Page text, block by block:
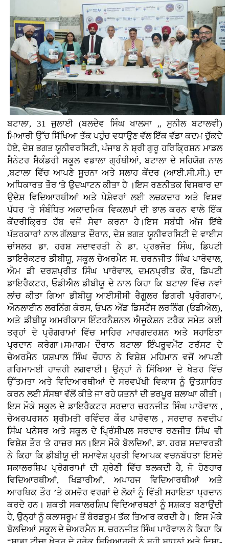
ਬਟਾਲਾ, 31 ਜੁਲਾਈ (ਬਲਦੇਵ ਸਿੰਘ ਖਾਲਸਾ ,, ਸੁਨੀਲ ਬਟਾਲਵੀ)
ਮਿਆਰੀ ਉੱਚ ਸਿੱਖਿਆ ਤੱਕ ਪਹੁੰਚ ਵਧਾਉਣ ਵੱਲ ਇੱਕ ਵੱਡਾ ਕਦਮ ਚੁੱਕਦੇ
ਹੋਏ, ਦੇਸ਼ ਭਗਤ ਯੂਨੀਵਰਸਿਟੀ, ਪੰਜਾਬ ਨੇ ਸ਼੍ਰੀ ਗੁਰੂ ਹਰਿਕ੍ਰਿਸ਼ਨ ਮਾਡਲ
ਸੈਨੇਟਰ ਸੈਕੰਡਰੀ ਸਕੂਲ ਵਡਾਲਾ ਗ੍ਰੰਥੀਆਂ, ਬਟਾਲਾ ਦੇ ਸਹਿਯੋਗ ਨਾਲ
,ਬਟਾਲਾ ਵਿੱਚ ਆਪਣੇ ਸੂਚਨਾ ਅਤੇ ਸਲਾਹ ਕੇਂਦਰ (ਆਈ.ਸੀ.ਸੀ.) ਦਾ
ਅਧਿਕਾਰਤ ਤੌਰ 'ਤੇ ਉਦਘਾਟਨ ਕੀਤਾ ਹੈ ।ਇਸ ਰਣਨੀਤਕ ਵਿਸਥਾਰ ਦਾ
ਉਦੇਸ਼ ਵਿਦਿਆਰਥੀਆਂ ਅਤੇ ਪੇਸ਼ੇਵਰਾਂ ਲਈ ਲਚਕਦਾਰ ਅਤੇ ਵਿਸ਼ਵ
ਪੱਧਰ 'ਤੇ ਸੰਬੰਧਿਤ ਅਕਾਦਮਿਕ ਵਿਕਲਪਾਂ ਦੀ ਭਾਲ ਕਰਨ ਵਾਲੇ ਇੱਕ
ਕੇਂਦਰੀਕ੍ਰਿਤ ਹੱਬ ਵਜੋਂ ਸੇਵਾ ਕਰਨਾ ਹੈ।ਇਸ ਸਬੰਧੀ ਅੱਜ ਇੱਥੇ
ਪੱਤਰਕਾਰਾਂ ਨਾਲ ਗੱਲਬਾਤ ਦੌਰਾਨ, ਦੇਸ਼ ਭਗਤ ਯੂਨੀਵਰਸਿਟੀ ਦੇ ਵਾਈਸ
ਚਾਂਸਲਰ ਡਾ. ਹਰਸ਼ ਸਦਾਵਰਤੀ ਨੇ ਡਾ. ਪ੍ਰਭਜੋਤ ਸਿੰਘ, ਡਿਪਟੀ
ਡਾਇਰੈਕਟਰ ਡੀਬੀਯੂ, ਸਕੂਲ ਚੇਅਰਮੈਨ ਸ. ਚਰਨਜੀਤ ਸਿੰਘ ਪਾਰੋਵਾਲ,
ਐਮ ਡੀ ਦਰਸ਼ਪ੍ਰੀਤ ਸਿੰਘ ਪਾਰੋਵਾਲ, ਦਮਨਪ੍ਰੀਤ ਕੌਰ, ਡਿਪਟੀ
ਡਾਇਰੈਕਟਰ, ਓਡੀਐਲ ਡੀਬੀਯੂ ਦੇ ਨਾਲ ਕਿਹਾ ਕਿ ਬਟਾਲਾ ਵਿੱਚ ਨਵਾਂ
ਲਾਂਚ ਕੀਤਾ ਗਿਆ ਡੀਬੀਯੂ ਆਈਸੀਸੀ ਰੈਗੂਲਰ ਡਿਗਰੀ ਪ੍ਰੋਗਰਾਮ,
ਔਨਲਾਈਨ ਲਰਨਿੰਗ ਕੋਰਸ, ਓਪਨ ਐਂਡ ਡਿਸਟੈਂਸ ਲਰਨਿੰਗ (ਓਡੀਐਲ),
ਅਤੇ ਡੀਬੀਯੂ ਅਮਰੀਕਾਸ ਇੰਟਰਨੈਸ਼ਨਲ ਐਜੂਕੇਸ਼ਨ ਟਰੈਕ ਸਮੇਤ ਕਈ
ਤਰ੍ਹਾਂ ਦੇ ਪ੍ਰੋਗਰਾਮਾਂ ਵਿੱਚ ਮਾਹਿਰ ਮਾਰਗਦਰਸ਼ਨ ਅਤੇ ਸਹਾਇਤਾ
ਪ੍ਰਦਾਨ ਕਰੇਗਾ।ਸਮਾਗਮ ਦੌਰਾਨ ਬਟਾਲਾ ਇੰਪਰੂਵਮੈਂਟ ਟਰੱਸਟ ਦੇ
ਚੇਅਰਮੈਨ ਯਸ਼ਪਾਲ ਸਿੰਘ ਚੌਹਾਨ ਨੇ ਵਿਸ਼ੇਸ਼ ਮਹਿਮਾਨ ਵਜੋਂ ਆਪਣੀ
ਗਰਿਮਾਮਈ ਹਾਜ਼ਰੀ ਲਗਵਾਈ। ਉਨ੍ਹਾਂ ਨੇ ਸਿੱਖਿਆ ਦੇ ਖੇਤਰ ਵਿੱਚ
ਉੱਤਮਤਾ ਅਤੇ ਵਿਦਿਆਰਥੀਆਂ ਦੇ ਸਰਵਪੱਖੀ ਵਿਕਾਸ ਨੂੰ ਉਤਸ਼ਾਹਿਤ
ਕਰਨ ਲਈ ਸੰਸਥਾ ਵੱਲੋਂ ਕੀਤੇ ਜਾ ਰਹੇ ਯਤਨਾਂ ਦੀ ਭਰਪੂਰ ਸ਼ਲਾਘਾ ਕੀਤੀ।
ਇਸ ਮੌਕੇ ਸਕੂਲ ਦੇ ਡਾਇਰੈਕਟਰ ਸਰਦਾਰ ਚਰਨਜੀਤ ਸਿੰਘ ਪਾਰੋਵਾਲ ,
ਚੇਅਰਪਰਸਨ ਸ਼੍ਰੀਮਤੀ ਰਵਿੰਦਰ ਕੌਰ ਪਾਰੋਵਾਲ , ਸਰਦਾਰ ਨਵਦੀਪ
ਸਿੰਘ ਪਨੇਸਰ ਅਤੇ ਸਕੂਲ ਦੇ ਪ੍ਰਿੰਸੀਪਲ ਸਰਦਾਰ ਰਣਜੀਤ ਸਿੰਘ ਵੀ
ਵਿਸ਼ੇਸ਼ ਤੌਰ 'ਤੇ ਹਾਜ਼ਰ ਸਨ।ਇਸ ਮੌਕੇ ਬੋਲਦਿਆਂ, ਡਾ. ਹਰਸ਼ ਸਦਾਵਰਤੀ
ਨੇ ਕਿਹਾ ਕਿ ਡੀਬੀਯੂ ਦੀ ਸਮਾਵੇਸ਼ ਪ੍ਰਤੀ ਵਿਆਪਕ ਵਚਨਬੱਧਤਾ ਇਸਦੇ
ਸਕਾਲਰਸ਼ਿਪ ਪ੍ਰੋਗਰਾਮਾਂ ਦੀ ਸ਼੍ਰੇਣੀ ਵਿੱਚ ਝਲਕਦੀ ਹੈ, ਜੋ ਹੋਣਹਾਰ
ਵਿਦਿਆਰਥੀਆਂ, ਖਿਡਾਰੀਆਂ, ਅਪਾਹਜ ਵਿਦਿਆਰਥੀਆਂ ਅਤੇ
ਆਰਥਿਕ ਤੌਰ ’ਤੇ ਕਮਜ਼ੋਰ ਵਰਗਾਂ ਦੇ ਲੋਕਾਂ ਨੂੰ ਵਿੱਤੀ ਸਹਾਇਤਾ ਪ੍ਰਦਾਨ
ਕਰਦੇ ਹਨ। ਸ਼ਕਤੀ ਸਕਾਲਰਸ਼ਿਪ ਵਿਦਿਆਰਥਣਾਂ ਨੂੰ ਸਸ਼ਕਤ ਬਣਾਉਂਦੀ
ਹੈ, ਉਨ੍ਹਾਂ ਨੂੰ ਕਲਾਸਰੂਮ ਤੋਂ ਬੋਰਡਰੂਮ ਤੱਕ ਤਿਆਰ ਕਰਦੀ ਹੈ। ਇਸ ਮੌਕੇ
ਬੋਲਦਿਆਂ ਸਕੂਲ ਦੇ ਚੇਅਰਮੈਨ ਸ. ਚਰਨਜੀਤ ਸਿੰਘ ਪਾਰੋਵਾਲ ਨੇ ਕਿਹਾ ਕਿ